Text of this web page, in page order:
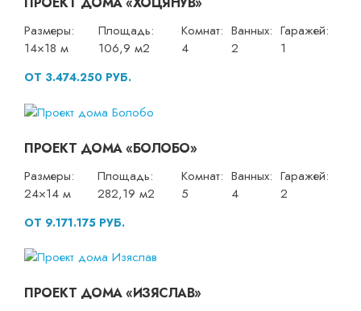
Размеры:
14×18 м
Площадь:
106,9 м2
Комнат:
4
Ванных:
2
Гаражей:
1
ОТ 3.474.250 РУБ.
ПРОЕКТ ДОМА «БОЛОБО»
Размеры:
24×14 м
Площадь:
282,19 м2
Комнат:
5
Ванных:
4
Гаражей:
2
ОТ 9.171.175 РУБ.
ПРОЕКТ ДОМА «ИЗЯСЛАВ»